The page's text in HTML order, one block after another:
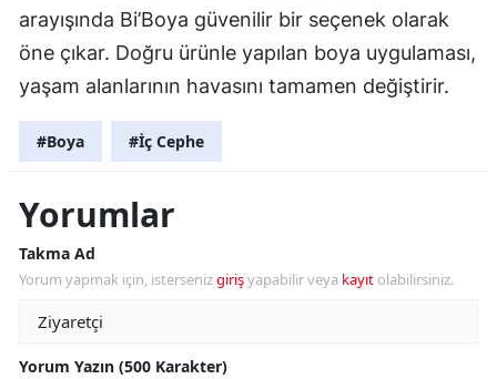
arayışında Bi’Boya güvenilir bir seçenek olarak
öne çıkar. Doğru ürünle yapılan boya uygulaması,
yaşam alanlarının havasını tamamen değiştirir.
#Boya #İç Cephe
Yorumlar
Takma Ad
Yorum yapmak için, istersenizgirişyapabilir veya kayıt olabilirsiniz.
Yorum Yazın (500 Karakter)